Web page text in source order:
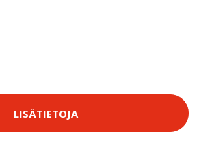
LISÄTIETOJA